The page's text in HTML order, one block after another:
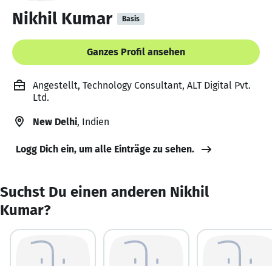
Nikhil Kumar Basis
Ganzes Profil ansehen
Angestellt, Technology Consultant, ALT Digital Pvt.
Ltd.
New Delhi, Indien
Logg Dich ein, um alle Einträge zu sehen.
Suchst Du einen anderen Nikhil
Kumar?